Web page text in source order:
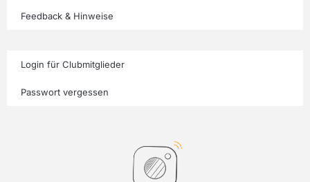
Feedback & Hinweise
Login für Clubmitglieder
Passwort vergessen